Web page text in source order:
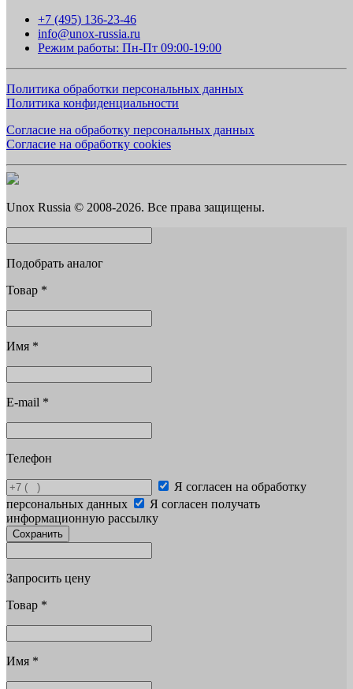
+7 (495) 136-23-46
info@unox-russia.ru
Режим работы: Пн-Пт 09:00-19:00
Политика обработки персональных данных
Политика конфиденциальности
Согласие на обработку персональных данных
Согласие на обработку cookies
Unox Russia © 2008-2026. Все права защищены.
Подобрать аналог
Товар *
Имя *
E-mail *
Телефон
Я согласен на обработку
персональных данных
Я согласен получать
информационную рассылку
Сохранить
Запросить цену
Товар *
Имя *